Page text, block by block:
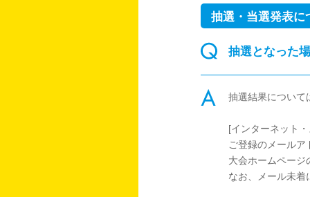
抽選・当選発表に
抽選となった
抽選結果について
[インターネット
ご登録のメール
大会ホームページ
なお、メール未着